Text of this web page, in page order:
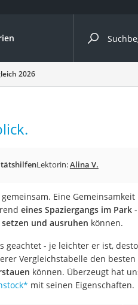
Vergleiche nach Kategorie
2026
Lektorin:Alina V.
Eine Gemeinsamkeit
eines Spaziergangs im Park-
setzen und ausruhen können.
geachtet - je leichter er ist, desto
Vergleichstabelle den besten
können. Überzeugt hat
* mit seinen Eigenschaften.